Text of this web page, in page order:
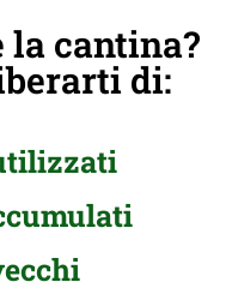
la cantina?
di: